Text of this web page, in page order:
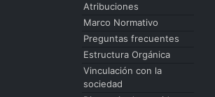
Atribuciones
Marco Normativo
Preguntas frecuentes
Estructura Orgánica
Vinculación con la
sociedad